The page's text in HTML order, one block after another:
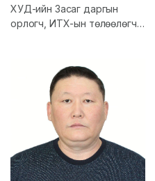
ХУД-ийн Засаг даргын
орлогч, ИТХ-ын төлөөлөгч,